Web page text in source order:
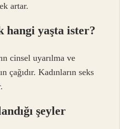
artar.
hangi yaşta ister?
cinsel uyarılma ve
çağıdır. Kadınların seks
şeyler